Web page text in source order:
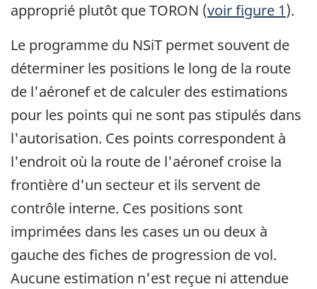
approprié plutôt que TORON (voir figure 1).
Le programme du NSiT permet souvent de
déterminer les positions le long de la route
de l'aéronef et de calculer des estimations
pour les points qui ne sont pas stipulés dans
l'autorisation. Ces points correspondent à
l'endroit où la route de l'aéronef croise la
frontière d'un secteur et ils servent de
contrôle interne. Ces positions sont
imprimées dans les cases un ou deux à
gauche des fiches de progression de vol.
Aucune estimation n'est reçue ni attendue